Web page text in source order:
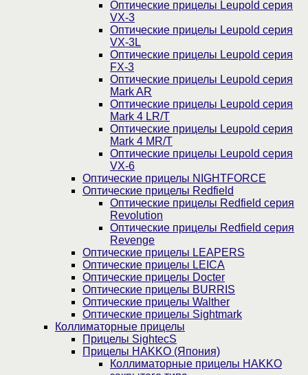
Оптические прицелы Leupold серия
VX-3
Оптические прицелы Leupold серия
VX-3L
Оптические прицелы Leupold серия
FX-3
Оптические прицелы Leupold серия
Mark AR
Оптические прицелы Leupold серия
Mark 4 LR/T
Оптические прицелы Leupold серия
Mark 4 MR/T
Оптические прицелы Leupold серия
VX-6
Оптические прицелы NIGHTFORCE
Оптические прицелы Redfield
Оптические прицелы Redfield серия
Revolution
Оптические прицелы Redfield серия
Revenge
Оптические прицелы LEAPERS
Оптические прицелы LEICA
Оптические прицелы Docter
Оптические прицелы BURRIS
Оптические прицелы Walther
Оптические прицелы Sightmark
Коллиматорные прицелы
Прицелы SightecS
Прицелы HAKKO (Япония)
Коллиматорные прицелы HAKKO